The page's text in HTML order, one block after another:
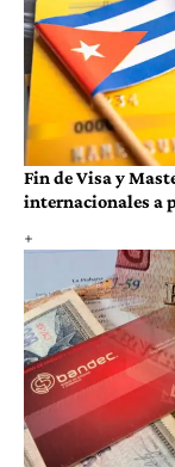
Fin de Visa y
internacionales a